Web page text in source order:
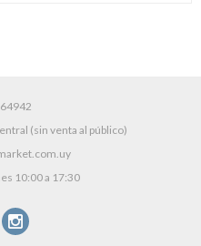
(sin venta al público)
10:00 a 17:30
